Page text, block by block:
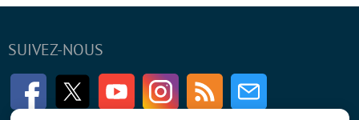
SUIVEZ-NOUS
FacebookTwitter Youtube InstagramRSS Newsletter